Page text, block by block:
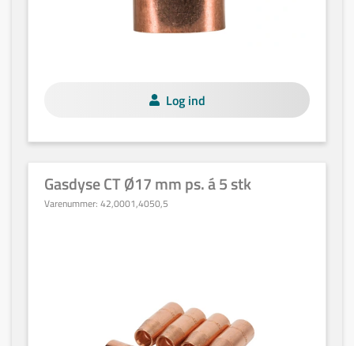
Log ind
Gasdyse CT Ø17 mm ps. á 5 stk
Varenummer: 42,0001,4050,5